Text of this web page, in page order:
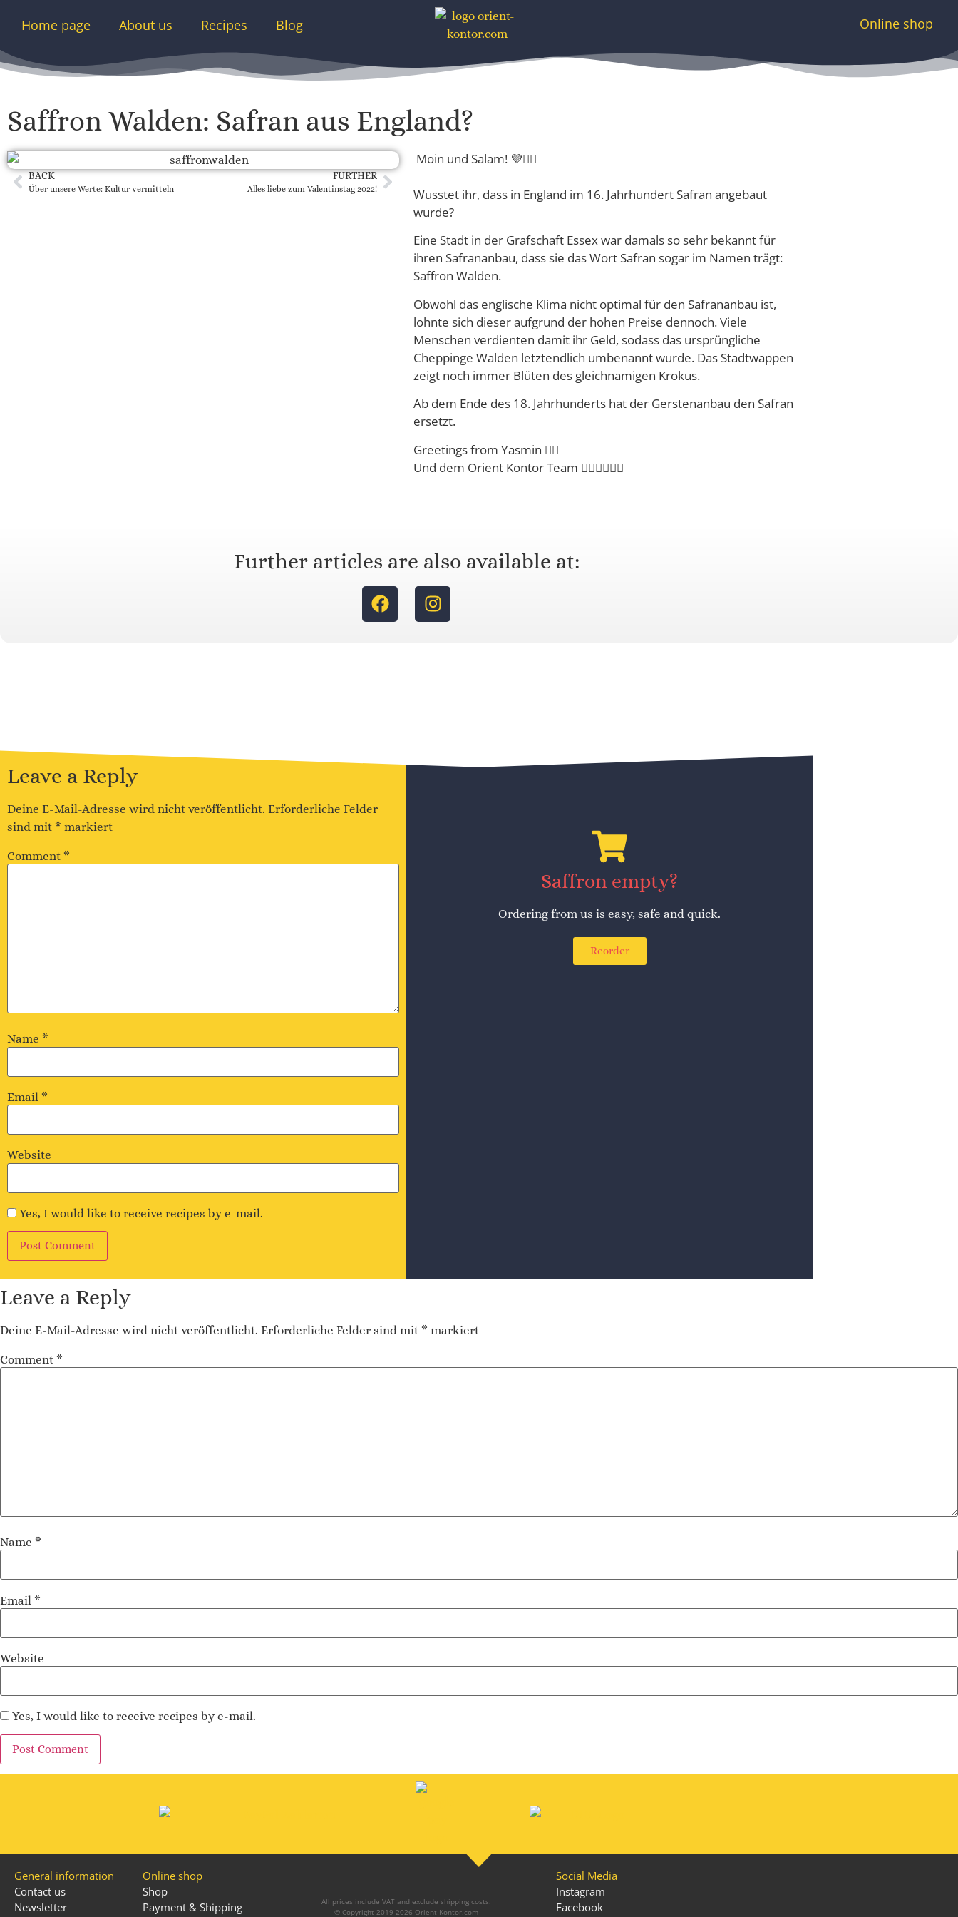
Home page About us Recipes Blog Online shop
Saffron Walden: Safran aus England?
BACK
Über unsere Werte: Kultur vermitteln
FURTHER
Alles liebe zum Valentinstag 2022!
Moin und Salam! 💜🙋‍♀️
Wusstet ihr, dass in England im 16. Jahrhundert Safran angebaut
wurde?
Eine Stadt in der Grafschaft Essex war damals so sehr bekannt für
ihren Safrananbau, dass sie das Wort Safran sogar im Namen trägt:
Saffron Walden.
Obwohl das englische Klima nicht optimal für den Safrananbau ist,
lohnte sich dieser aufgrund der hohen Preise dennoch. Viele
Menschen verdienten damit ihr Geld, sodass das ursprüngliche
Cheppinge Walden letztendlich umbenannt wurde. Das Stadtwappen
zeigt noch immer Blüten des gleichnamigen Krokus.
Ab dem Ende des 18. Jahrhunderts hat der Gerstenanbau den Safran
ersetzt.
Greetings from Yasmin 🙋‍♀️
Und dem Orient Kontor Team 🙋‍♂️🙋‍♂️🙋‍♂️
Further articles are also available at:
Leave a Reply
Deine E-Mail-Adresse wird nicht veröffentlicht. Erforderliche Felder
sind mit * markiert
Comment *
Name *
Email *
Website
Yes, I would like to receive recipes by e-mail.
Alternative:
Saffron empty?
Ordering from us is easy, safe and quick.
Reorder
Leave a Reply
Deine E-Mail-Adresse wird nicht veröffentlicht. Erforderliche Felder sind mit * markiert
Comment *
Name *
Email *
Website
Yes, I would like to receive recipes by e-mail.
General information
Contact us
Newsletter
Online shop
Shop
Payment & Shipping
All prices include VAT and exclude shipping costs.
© Copyright 2019-2026 Orient-Kontor.com
Social Media
Instagram
Facebook